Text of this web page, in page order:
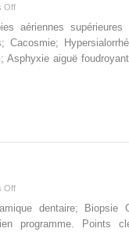
Offon
354
(Item
193).
étrangers
ORL
aériennes supérieures
Asphyxie aiguë
Offon
buccaledentaire; Biopsie
programme. Points